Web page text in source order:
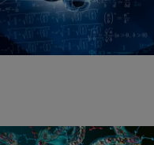
für uns, mit
Museen
der Digitalisierung von
am Anfang viel mehr